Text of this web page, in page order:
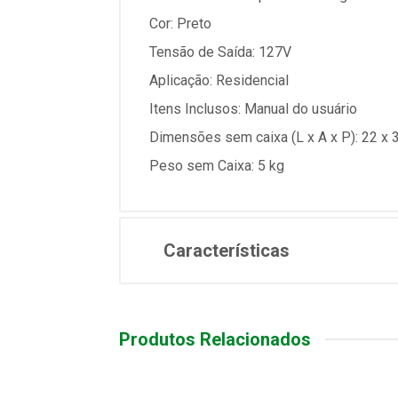
Cor: Preto
Tensão de Saída: 127V
Aplicação: Residencial
Itens Inclusos: Manual do usuário
Dimensões sem caixa (L x A x P): 22 x
Peso sem Caixa: 5 kg
Características
Produtos Relacionados